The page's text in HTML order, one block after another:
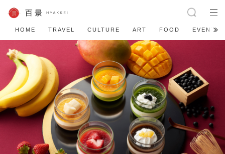
HOME TRAVEL CULTURE ART FOOD EVENT